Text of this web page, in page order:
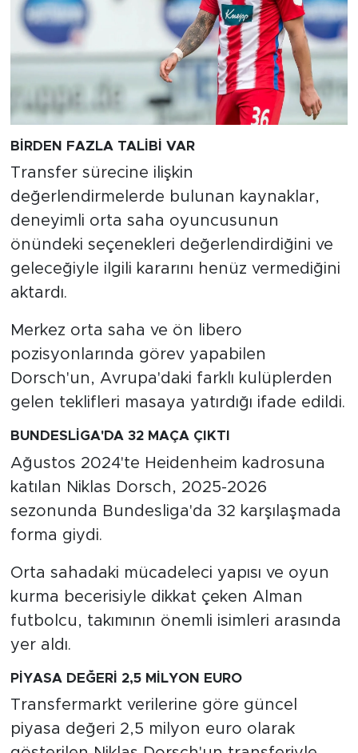
BİRDEN FAZLA TALİBİ VAR
Transfer sürecine ilişkin
değerlendirmelerde bulunan kaynaklar,
deneyimli orta saha oyuncusunun
önündeki seçenekleri değerlendirdiğini ve
geleceğiyle ilgili kararını henüz vermediğini
aktardı.
Merkez orta saha ve ön libero
pozisyonlarında görev yapabilen
Dorsch'un, Avrupa'daki farklı kulüplerden
gelen teklifleri masaya yatırdığı ifade edildi.
BUNDESLİGA'DA 32 MAÇA ÇIKTI
Ağustos 2024'te Heidenheim kadrosuna
katılan Niklas Dorsch, 2025-2026
sezonunda Bundesliga'da 32 karşılaşmada
forma giydi.
Orta sahadaki mücadeleci yapısı ve oyun
kurma becerisiyle dikkat çeken Alman
futbolcu, takımının önemli isimleri arasında
yer aldı.
PİYASA DEĞERİ 2,5 MİLYON EURO
Transfermarkt verilerine göre güncel
piyasa değeri 2,5 milyon euro olarak